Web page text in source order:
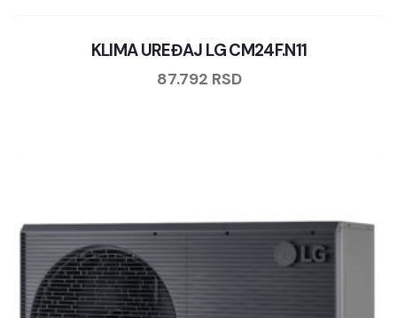
KLIMA UREĐAJ LG CM24F.N11
87.792 RSD